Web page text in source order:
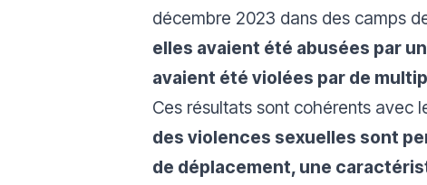
décembre 2023 dans des camps
elles avaient été abusées par
avaient été violées par de
Ces résultats sont cohérents avec
des violences sexuelles sont
de déplacement, une